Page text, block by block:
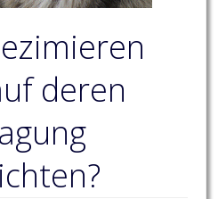
deren